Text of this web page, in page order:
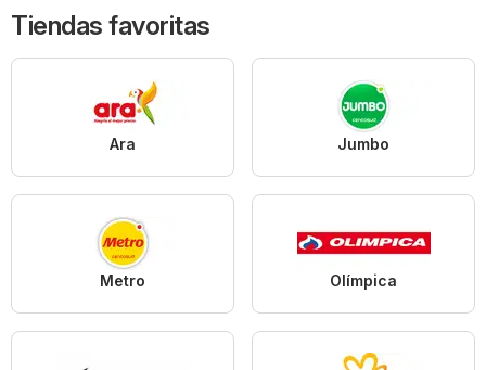
Tiendas favoritas
Ara Jumbo
Metro Olímpica